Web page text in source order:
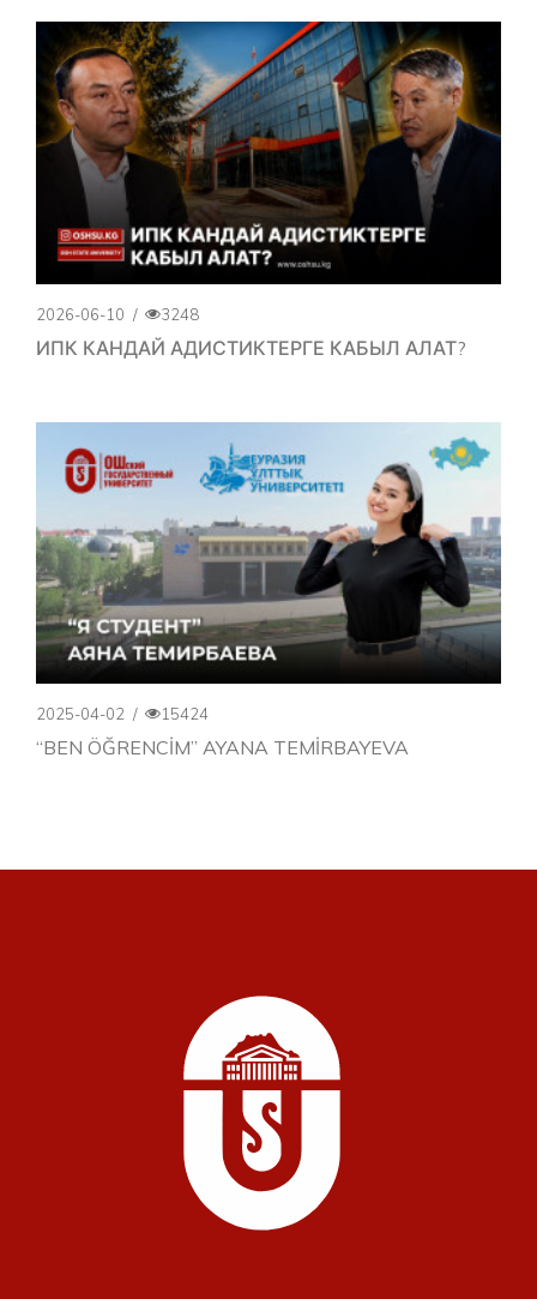
2026-06-10 / 3248
ИПК КАНДАЙ АДИСТИКТЕРГЕ КАБЫЛ АЛАТ?
2025-04-02 / 15424
“BEN ÖĞRENCİM” AYANA TEMİRBAYEVA